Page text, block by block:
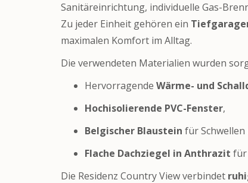
Sanitäreinrichtung, individuelle Gas-
Zu jeder Einheit gehören ein
maximalen Komfort im Alltag.
Die verwendeten Materialien wurden
Hervorragende Wärme- und
Hochisolierende PVC-Fenster,
Belgischer Blaustein für Schwellen
Flache Dachziegel in Anthrazit für
Die Residenz Country View verbindet